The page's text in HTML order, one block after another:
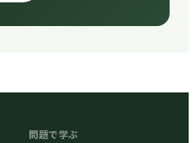
問題で学ぶ